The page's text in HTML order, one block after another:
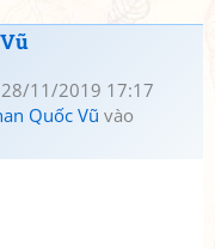
11/2019 17:17
Quốc Vũ vào